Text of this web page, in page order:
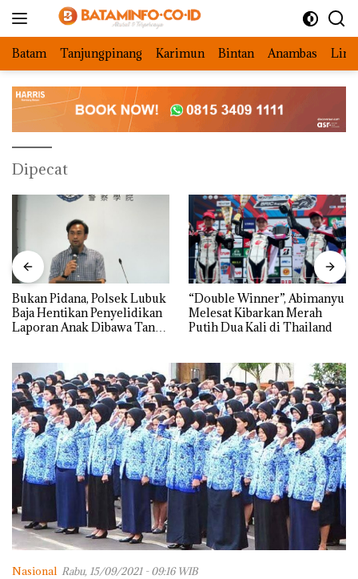
Batam Tanjungpinang Karimun Bintan Anambas
Dipecat
Bukan Pidana, Polsek Lubuk
Baja Hentikan Penyelidikan
Laporan Anak Dibawa Tanpa
“Double Winner”, Abimanyu
Melesat Kibarkan Merah
Putih Dua Kali di Thailand
Nasional Rabu, 15/09/2021 - 09:16 WIB